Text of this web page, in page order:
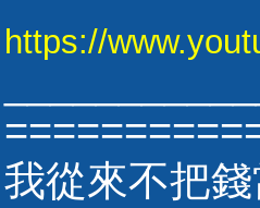
https://
我從來不把